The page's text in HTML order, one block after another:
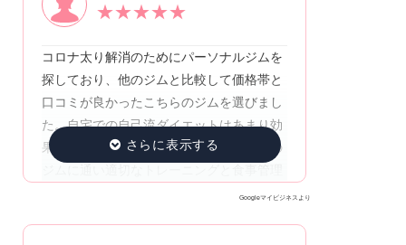
きているため、AppleGYMを選んで良かっ
★★★★★
コロナ太り解消のためにパーソナルジムを
探しており、他のジムと比較して価格帯と
口コミが良かったこちらのジムを選びまし
た。自宅での自己流ダイエットはあまり効
果を実感できなかったのですが、こちらの
を学んでからは、とてもいいペースで減量
Googleマイビジネスより